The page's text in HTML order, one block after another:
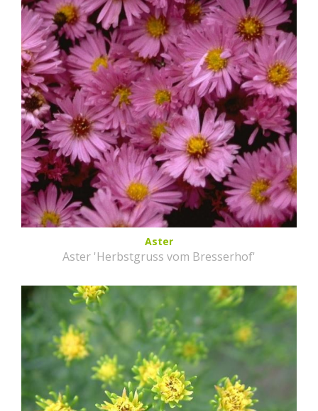
Aster
Aster 'Herbstgruss vom Bresserhof'